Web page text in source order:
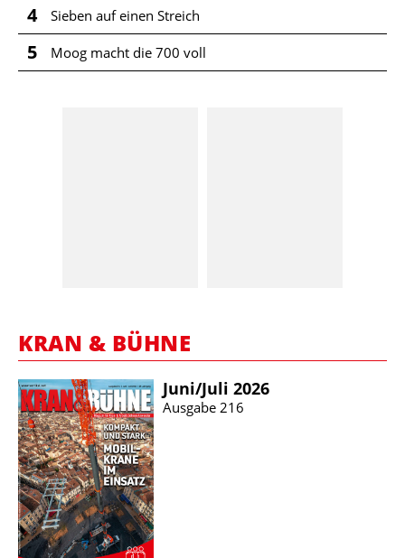
4 Sieben auf einen Streich
5 Moog macht die 700 voll
KRAN & BÜHNE
Juni/​Juli 2026
Ausgabe 216